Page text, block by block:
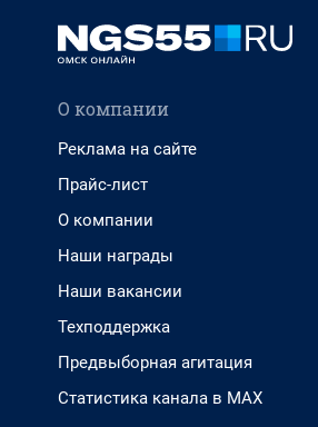
О компании
Реклама на сайте
Прайс-лист
О компании
Наши награды
Наши вакансии
Техподдержка
Предвыборная агитация
Статистика канала в MAX